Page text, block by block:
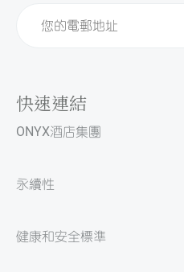
快速連結
ONYX酒店集團
永續性
健康和安全標準